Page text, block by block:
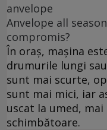
anvelope
Anvelope all
compromis?
În oraș, mașina
drumurile lungi
sunt mai scurte,
sunt mai mici, iar
uscat la umed,
schimbătoare.